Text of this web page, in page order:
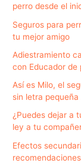
perro desde el
Seguros para
tu mejor amigo
Adiestramiento
con Educador de
Así es Milo, el
sin letra
¿Puedes dejar a
ley a tu
Efectos
recomendaciones